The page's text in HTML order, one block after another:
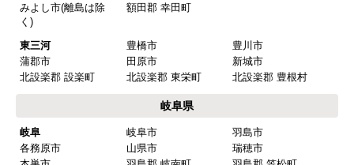
みよし市(離島は除
く)
額田郡 幸田町
東三河 豊橋市
豊川市
蒲郡市
田原市
新城市
北設楽郡 設楽町
北設楽郡 東栄町 北設楽郡 豊根村
岐阜県
岐阜 岐阜市
羽島市
各務原市
山県市
瑞穂市